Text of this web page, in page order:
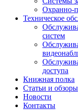
Охранно-
Техническое
систем
доступа
Книжная полка
Статьи и обзоры
Новости
Контакты